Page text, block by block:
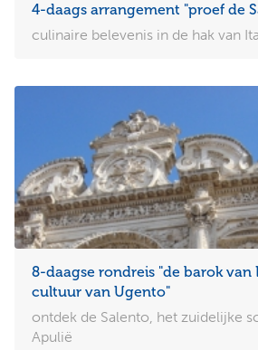
4-daags arrangement "proef de
culinaire belevenis in de hak van
8-daagse rondreis "de barok van
cultuur van Ugento"
ontdek de Salento, het zuidelijke
Apulië